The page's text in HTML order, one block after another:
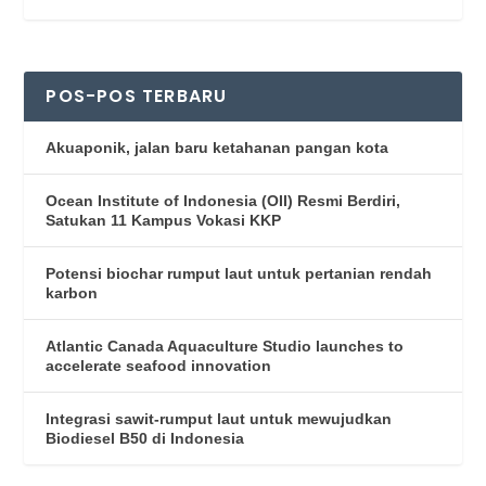
POS-POS TERBARU
Akuaponik, jalan baru ketahanan pangan kota
Ocean Institute of Indonesia (OII) Resmi Berdiri,
Satukan 11 Kampus Vokasi KKP
Potensi biochar rumput laut untuk pertanian rendah
karbon
Atlantic Canada Aquaculture Studio launches to
accelerate seafood innovation
Integrasi sawit-rumput laut untuk mewujudkan
Biodiesel B50 di Indonesia